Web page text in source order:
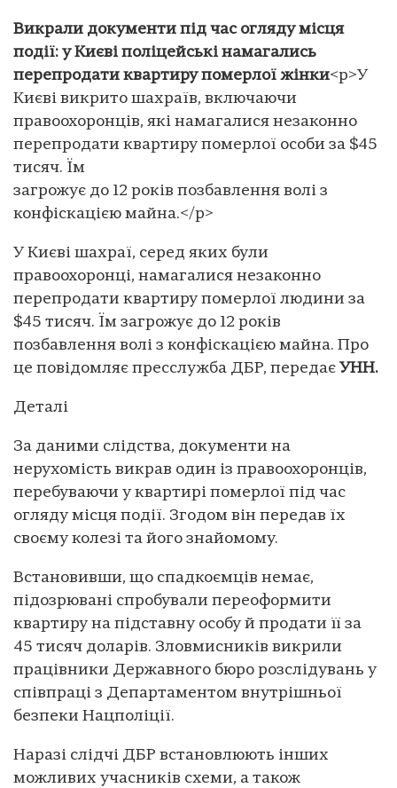
Викрали документи під час огляду місця
події: у Києві поліцейські намагались
перепродати квартиру померлої жінки<p>У
Києві викрито шахраїв, включаючи
правоохоронців, які намагалися незаконно
перепродати квартиру померлої особи за $45
тисяч. Їм
загрожує до 12 років позбавлення волі з
конфіскацією майна.</p>
У Києві шахраї, серед яких були
правоохоронці, намагалися незаконно
перепродати квартиру померлої людини за
$45 тисяч. Їм загрожує до 12 років
позбавлення волі з конфіскацією майна. Про
це повідомляє пресслужба ДБР, передає УНН.
Деталі
За даними слідства, документи на
нерухомість викрав один із правоохоронців,
перебуваючи у квартирі померлої під час
огляду місця події. Згодом він передав їх
своєму колезі та його знайомому.
Встановивши, що спадкоємців немає,
підозрювані спробували переоформити
квартиру на підставну особу й продати її за
45 тисяч доларів. Зловмисників викрили
працівники Державного бюро розслідувань у
співпраці з Департаментом внутрішньої
безпеки Нацполіції.
Наразі слідчі ДБР встановлюють інших
можливих учасників схеми, а також